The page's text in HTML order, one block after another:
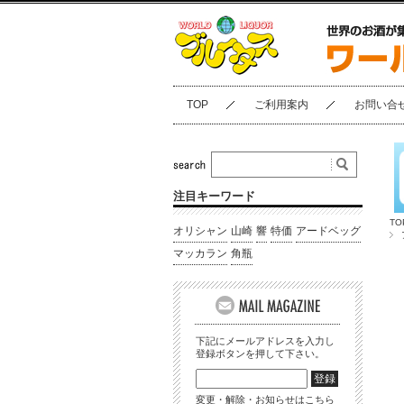
TOP ご利用案内 お問い合
注目キーワード
オリシャン 山崎 響 特価 アードベッグ
マッカラン 角瓶
下記にメールアドレスを入力し
登録ボタンを押して下さい。
変更・解除・お知らせはこちら